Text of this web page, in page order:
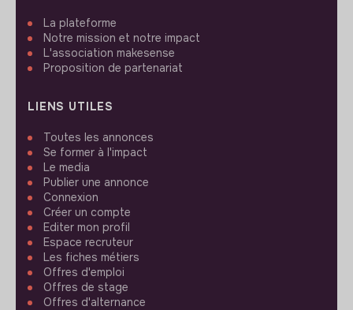
La plateforme
Notre mission et notre impact
L'association makesense
Proposition de partenariat
LIENS UTILES
Toutes les annonces
Se former à l'impact
Le media
Publier une annonce
Connexion
Créer un compte
Editer mon profil
Espace recruteur
Les fiches métiers
Offres d'emploi
Offres de stage
Offres d'alternance